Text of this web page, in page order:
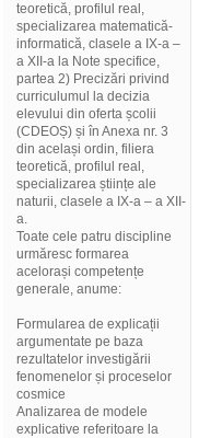
teoretică, profilul real,
specializarea matematică-
informatică, clasele a IX-a –
a XII-a la Note specifice,
partea 2) Precizări privind
curriculumul la decizia
elevului din oferta școlii
(CDEOȘ) și în Anexa nr. 3
din același ordin, filiera
teoretică, profilul real,
specializarea științe ale
naturii, clasele a IX-a – a XII-
a.
Toate cele patru discipline
urmăresc formarea
acelorași competențe
generale, anume:
Formularea de explicații
argumentate pe baza
rezultatelor investigării
fenomenelor și proceselor
cosmice
Analizarea de modele
explicative referitoare la